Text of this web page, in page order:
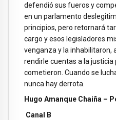
defendió sus fueros y
en un parlamento
principios, pero retornará
cargo y esos legisladores
venganza y la inhabilitaron,
rendirle cuentas a la justicia
cometieron. Cuando se
nunca hay derrota.
Hugo Amanque Chaiña –
Canal B